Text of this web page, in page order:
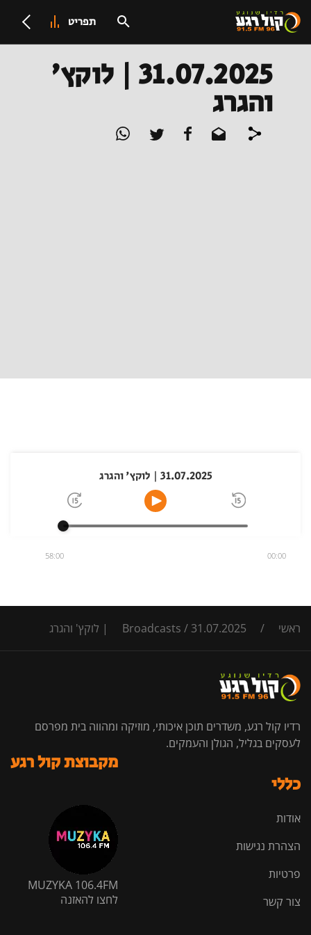
תפריט
31.07.2025 | לוקץ'
והגרג
31.07.2025 | לוקץ' והגרג
00:00
58:00
ראשי /
Broadcasts / 31.07.2025 | לוקץ' והגרג
רדיו קול רגע, משדרים תוכן איכותי, מוזיקה ומהווה בית מפרסם
לעסקים בגליל, הגולן והעמקים.
כללי
אודות
הצהרת נגישות
פרטיות
צור קשר
מקבוצת קול רגע
MUZYKA 106.4FM
לחצו להאזנה